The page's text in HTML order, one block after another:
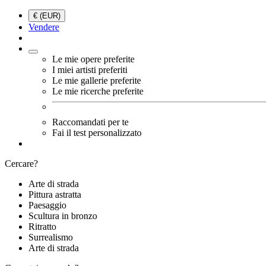
€ (EUR)
Vendere
Le mie opere preferite
I miei artisti preferiti
Le mie gallerie preferite
Le mie ricerche preferite
Raccomandati per te
Fai il test personalizzato
Cercare?
Arte di strada
Pittura astratta
Paesaggio
Scultura in bronzo
Ritratto
Surrealismo
Arte di strada